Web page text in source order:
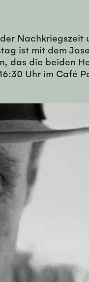
Nachkriegszeit
ist mit dem
das die beiden
Uhr im Café